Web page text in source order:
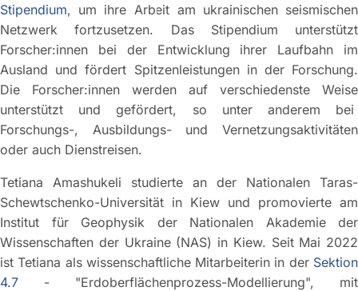
Stipendium, um ihre Arbeit am ukrainischen seismischen
Netzwerk fortzusetzen. Das Stipendium unterstützt
Forscher:innen bei der Entwicklung ihrer Laufbahn im
Ausland und fördert Spitzenleistungen in der Forschung.
Die Forscher:innen werden auf verschiedenste Weise
unterstützt und gefördert, so unter anderem bei
Forschungs-, Ausbildungs- und Vernetzungsaktivitäten
oder auch Dienstreisen.
Tetiana Amashukeli studierte an der Nationalen Taras-
Schewtschenko-Universität in Kiew und promovierte am
Institut für Geophysik der Nationalen Akademie der
Wissenschaften der Ukraine (NAS) in Kiew. Seit Mai 2022
ist Tetiana als wissenschaftliche Mitarbeiterin in der Sektion
4.7 - "Erdoberflächenprozess-Modellierung", mit